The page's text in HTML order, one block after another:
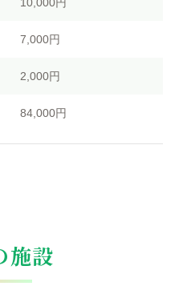
7,000円
2,000円
84,000円
施設